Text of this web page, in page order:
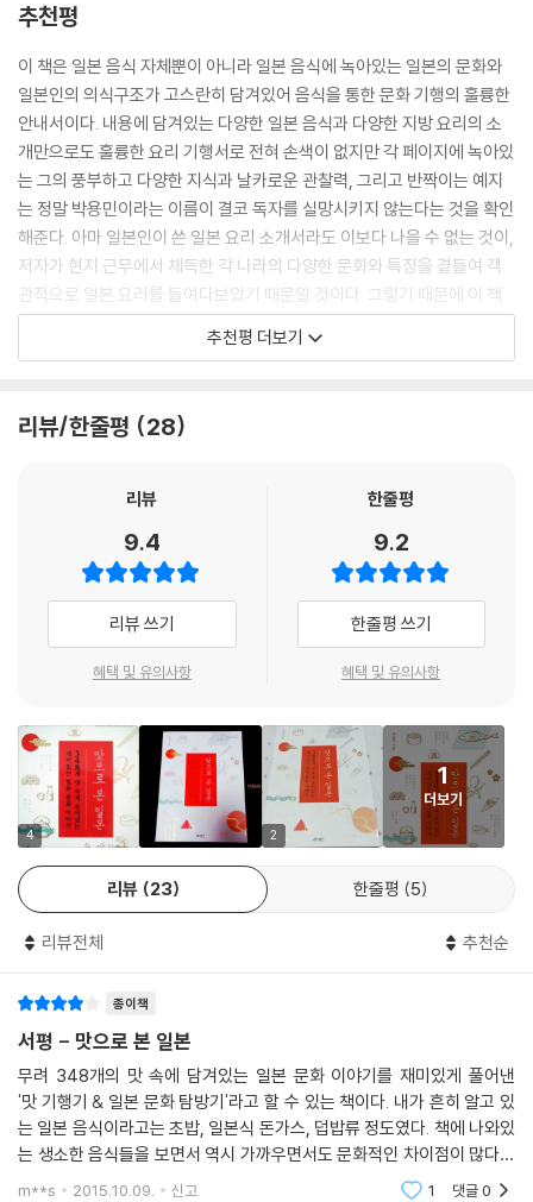
가다 보면, ‘박용민’이라는 저자의 폭넓은 지식과 교양, 관심사에 감탄을 하
지 않을 수가 없다. 소설가 최인호 선생이 저자더러 “같은 별자리에서 온
외계인”이 분명하다며 다큐멘터리식 소설을 써보라고 권하셨다는 이야기
가 괜한 말씀이 아닌 것이다.
저자는 ‘음식을 잘 들여다보면 그것을 먹는 사람들이 가진 생각의 단면을
엿볼 수 있다.’고 이야기한다. 박용민이 권하는 일본의 단면을 잘 보여주는
음식과, 식당들을 따라서 신선하고 산뜻한 일본 문화 산책을 함께 떠나보
자.
일본을 대표하는 ‘음식’으로 본 ‘문화’
일본을 대표하는 음식으로 저자는 《가이세키요리, 스시, 스키야키와 샤부
돈가스, 오무라이스 등은 일본 음식에 크게 관심이 없던 독자들이라도 익
판매하는 식당에서의 맛깔스러운 경험과 음식을 자세하게 소개하는 데에
만 그치지 않고 그 음식이 탄생하게 된 역사 문화적 배경과 함의, 그것들이
내포하는 일본인만의 특성에 대한 이야기들을 잘 버무려 함께 들려준다.
‘맛’으로 본 ‘일본’이라더니, 제목이 내포하는 바 그대로다.
‘좁은 곳에 꽉 채워 넣는다’는 뜻의 ‘쓰메루’라는 단어가 가지는 ‘압축적 긴
장미’와 가이세키요리의 공통점, 함께 먹으면서도 언제나 혼자 먹는 일본
식 코스 요리가 보여주는 일본인의 문화적 특질, ‘가짜’가 당당하게 ‘진
특징인 양식화를 거론하고, 일껏 바삭하게 튀겨낸 뒤 일부러 국물에 적셔
먹는 덴차즈케에서 일본식 쾌락주의를 짚어내는 식이다. 다양한 일본 음식
의 빛깔과 질감, 맛에 대한 자세한 묘사에 군침이 돌다가도 어느새 지적 호
기심을 관장하는 대뇌 전두엽을 자극받아 깊이 있는 문화 평론을 읽는 듯
한 지적 즐거움을 만끽하게 되는 경험은 《맛으로 본 일본》이 가지는 가장
큰 강점이자 장점이라 할 것이다.
일본 음식만의 독특한 조리법
일본의 문화를 이해하기 위해 일본과 서구를 비교하면서 그 차이점으로 일
화를 일본 특유의 것으로 설명하는 오류를 담고 있기에 피상적이고 부정확
한 것들이 많았다. 박용민은 인간이 자신과 ‘많이 다른’ 대상보다 ‘미세하게
다른’ 대상에 더 민감하게 반응하게끔 진화되어 왔다는 사실을 근거로 일
본 문화의 독특한 특질을 가장 예리하게 추려낼 수 있는 것은 ‘한국인’이라
고 이야기한다. 한국과 일본의 문화는 비슷하면서도 다르기 때문에 일본
문화의 독특한 면을 더 예리하게 추려낼 가능성이 크다는 것이다. 그렇기
추천평
이 책은 일본 음식 자체뿐이 아니라 일본 음식에 녹아있는 일본의 문화와
일본인의 의식구조가 고스란히 담겨있어 음식을 통한 문화 기행의 훌륭한
안내서이다. 내용에 담겨있는 다양한 일본 음식과 다양한 지방 요리의 소
개만으로도 훌륭한 요리 기행서로 전혀 손색이 없지만 각 페이지에 녹아있
는 그의 풍부하고 다양한 지식과 날카로운 관찰력, 그리고 반짝이는 예지
는 정말 박용민이라는 이름이 결코 독자를 실망시키지 않는다는 것을 확인
해준다. 아마 일본인이 쓴 일본 요리 소개서라도 이보다 나을 수 없는 것이,
저자가 현지 근무에서 체득한 각 나라의 다양한 문화와 특징을 곁들여 객
관적으로 일본 요리를 들여다보았기 때문일 것이다. 그렇기 때문에 이 책
은 요리 소개서, 맛집 소개서라기보다 문화 평론에 더욱 근접한, 그래서
더욱 흥미로운 요리 안내서라 할 수 있다. 그래서 입으로 느낄 수 있는 맛도
이 책 한 권이면 가이세키懷石라는 일본 정찬부터 갖가지 스시, 그리고 돈
유래와 그 속에 깃든 문화까지 고루 즐길 수 있다. 이 책을 읽고 나면 일본
산책을 다녀온 듯 마음이 불러온다.
이원복(《먼나라 이웃나라》저자, 덕성여대 석좌교수)
추천평 더보기
리뷰/한줄평 28
리뷰
9.4
리뷰 쓰기
혜택 및 유의사항
한줄평
9.2
한줄평 쓰기
혜택 및 유의사항
4 2
1
더보기
리뷰 23 한줄평 5
리뷰전체 추천순
종이책
서평 - 맛으로 본 일본
무려 348개의 맛 속에 담겨있는 일본 문화 이야기를 재미있게 풀어낸
'맛 기행기 & 일본 문화 탐방기'라고 할 수 있는 책이다. 내가 흔히 알고 있
는 일본 음식이라고는 초밥, 일본식 돈가스, 덥밥류 정도였다. 책에 나와있
는 생소한 음식들을 보면서 역시 가까우면서도 문화적인 차이점이 많다는
것을 느끼며 내심 감탐했다. 최근에 엔저현상으로 일본 여행을 하는 사람
m**s 2015.10.09. 신고 1 댓글0